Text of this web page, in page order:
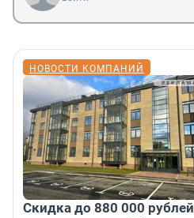
НОВОСТИ КОМПАНИЙ
Скидка до 880 000 рублей